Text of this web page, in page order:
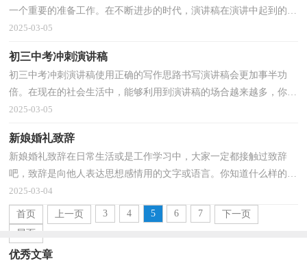
一个重要的准备工作。在不断进步的时代，演讲稿在演讲中起到的作
用越来越大，怎么写演讲稿才能避免踩雷呢？以下是小...
2025-03-05
初三中考冲刺演讲稿
初三中考冲刺演讲稿使用正确的写作思路书写演讲稿会更加事半功
倍。在现在的社会生活中，能够利用到演讲稿的场合越来越多，你写
演讲稿时总是没有新意？下面是小编收集整理的初三中...
2025-03-05
新娘婚礼致辞
新娘婚礼致辞在日常生活或是工作学习中，大家一定都接触过致辞
吧，致辞是向他人表达思想感情用的文字或语言。你知道什么样的致
辞才合乎规范吗？下面是小编整理的新娘婚礼致辞，欢迎...
2025-03-04
首页 上一页 3 4 5 6 7
下一页
尾页
优秀文章